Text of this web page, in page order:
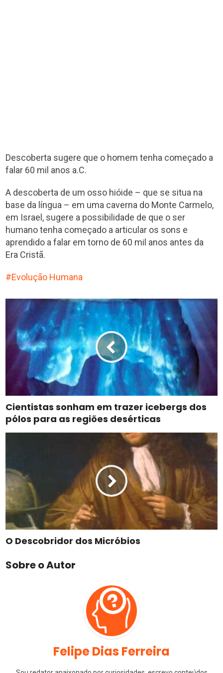
Descoberta sugere que o homem tenha começado a
falar 60 mil anos a.C.
A descoberta de um osso hióide – que se situa na
base da língua – em uma caverna do Monte Carmelo,
em Israel, sugere a possibilidade de que o ser
humano tenha começado a articular os sons e
aprendido a falar em torno de 60 mil anos antes da
Era Cristã.
Evolução Humana
Cientistas sonham em trazer icebergs dos
pólos para as regiões desérticas
O Descobridor dos Micróbios
Sobre o Autor
Felipe Dias Ferreira